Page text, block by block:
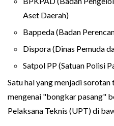
Aset Daerah)
Bappeda (Badan
Dispora (Dinas Pemuda
Satpol PP (Satuan Polisi
Satu hal yang menjadi sorotan
mengenai "bongkar pasang"
Pelaksana Teknis (UPT) di